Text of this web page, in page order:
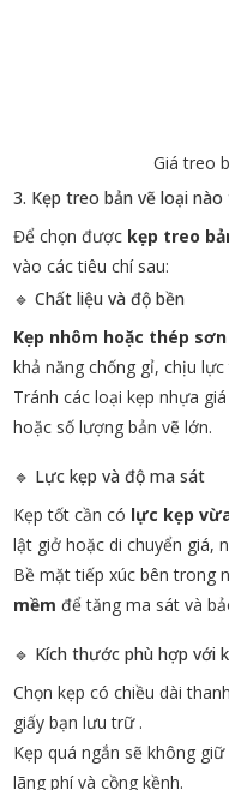
Giá treo
3. Kẹp treo bản vẽ loại
Để chọn được kẹp treo
vào các tiêu chí sau:
🔹 Chất liệu và độ bền
Kẹp nhôm hoặc thép
khả năng chống gỉ, chịu
Tránh các loại kẹp nhựa
hoặc số lượng bản vẽ lớn.
🔹 Lực kẹp và độ ma sát
Kẹp tốt cần có lực kẹp
lật giở hoặc di chuyển giá,
Bề mặt tiếp xúc bên trong
mềm để tăng ma sát và
🔹 Kích thước phù hợp với
Chọn kẹp có chiều dài
giấy bạn lưu trữ .
Kẹp quá ngắn sẽ không
lãng phí và cồng kềnh.